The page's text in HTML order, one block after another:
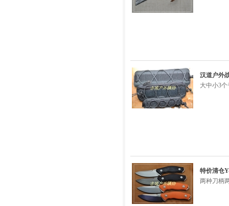
汉道户外
大中小3
特价清仓
两种刀柄